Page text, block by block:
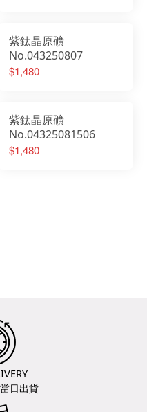
紫鈦晶原礦
No.043250807
$1,480
紫鈦晶原礦
No.04325081506
$1,480
日出貨